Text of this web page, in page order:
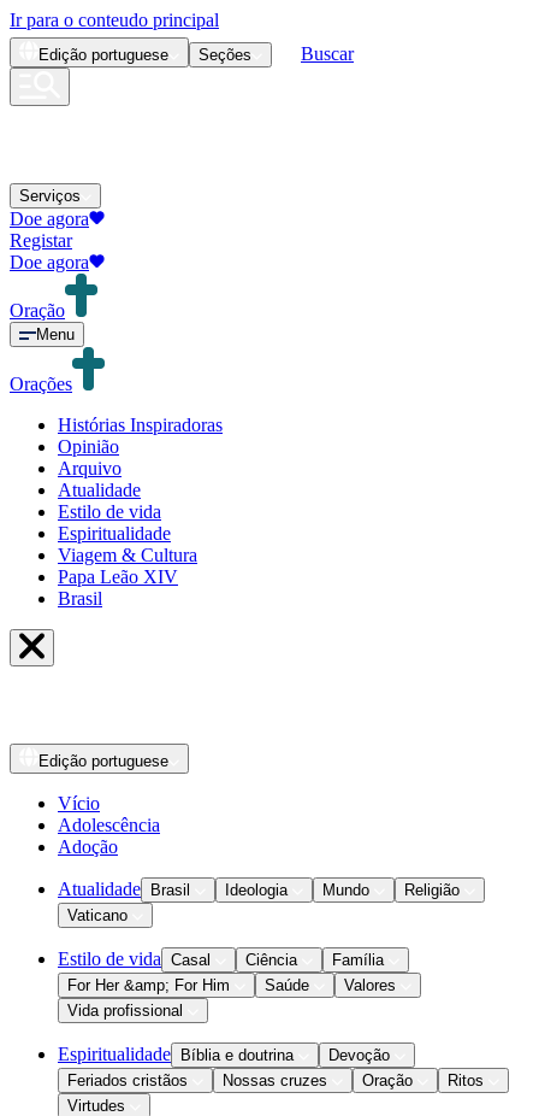
Ir para o conteudo principal
Edição portuguese Seções Buscar
Serviços
Doe agora
Registar
Doe agora
Oração
Menu
Orações
Histórias Inspiradoras
Opinião
Arquivo
Atualidade
Estilo de vida
Espiritualidade
Viagem & Cultura
Papa Leão XIV
Brasil
Edição portuguese
Vício
Adolescência
Adoção
Atualidade Brasil Ideologia Mundo
Religião
Vaticano
Estilo de vida Casal Ciência
Família
For Her &amp; For Him
Saúde
Valores
Vida profissional
Espiritualidade Bíblia e doutrina
Devoção
Feriados cristãos
Nossas cruzes Oração
Ritos
Virtudes